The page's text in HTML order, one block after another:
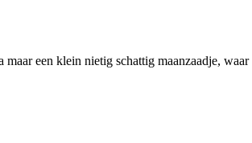
een klein nietig schattig maanzaadje,